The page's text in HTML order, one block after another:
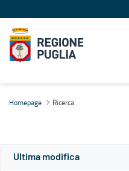
Homepage Ricerca
Ultima modifica